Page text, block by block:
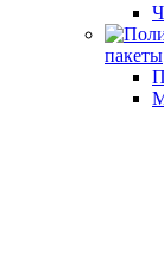
пакеты